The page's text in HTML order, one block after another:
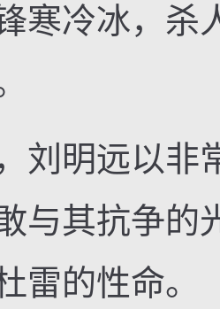
寒冷冰，杀
明远以非
与其抗争的
雷的性命。